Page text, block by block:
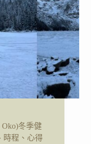
冬季健
時程、心得